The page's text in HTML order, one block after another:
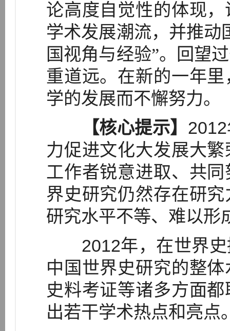
论高度自觉性的体现
学术发展潮流，并推动
国视角与经验”。回望
重道远。在新的一年
学的发展而不懈努力。
【核心提示】
力促进文化大发展大
工作者锐意进取、共
界史研究仍然存在研
研究水平不等、难以形
2012年，在世界史
中国世界史研究的整
史料考证等诸多方面
出若干学术热点和亮点